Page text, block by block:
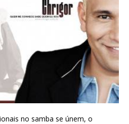
no samba se únem, o